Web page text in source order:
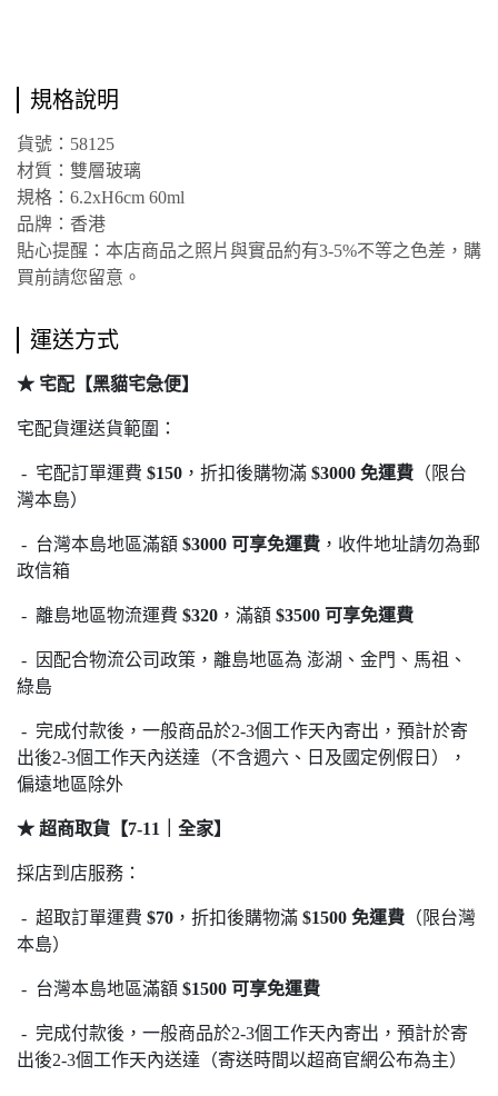
規格說明
貨號：58125
材質：雙層玻璃
規格：6.2xH6cm 60ml
品牌：香港
貼心提醒：本店商品之照片與實品約有3-5%不等之色差，購
買前請您留意。
運送方式
★ 宅配【黑貓宅急便】
宅配貨運送貨範圍：
- 宅配訂單運費 $150 ，折扣後購物滿 $3000 免運費 （限台
灣本島）
- 台灣本島地區滿額 $3000 可享免運費 ，收件地址請勿為郵
政信箱
- 離島地區物流運費 $320 ，滿額 $3500 可享免運費
- 因配合物流公司政策，離島地區為 澎湖、金門、馬祖、
綠島
- 完成付款後，一般商品於2-3個工作天內寄出，預計於寄
出後2-3個工作天內送達（不含週六、日及國定例假日），
偏遠地區除外
★ 超商取貨【7-11｜全家】
採店到店服務：
- 超取訂單運費 $70 ，折扣後購物滿 $1500 免運費 （限台灣
本島）
- 台灣本島地區滿額 $1500 可享免運費
- 完成付款後，一般商品於2-3個工作天內寄出，預計於寄
出後2-3個工作天內送達（寄送時間以超商官網公布為主）